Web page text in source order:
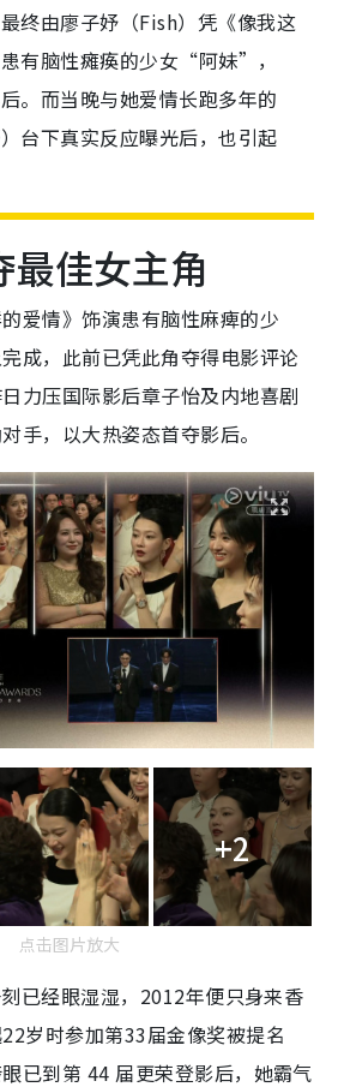
终由廖子妤（Fish）凭《像我这
有脑性瘫痪的少女“阿妹”，
。而当晚与她爱情长跑多年的
台下真实反应曝光后，也引起
最佳女主角
爱情》饰演患有脑性麻痺的少
成，此前已凭此角夺得电影评论
力压国际影后章子怡及内地喜剧
手，以大热姿态首夺影后。
+2
点击图片放大
已经眼湿湿，2012年便只身来香
岁时参加第33届金像奖被提名
已到第 44 届更荣登影后，她霸气